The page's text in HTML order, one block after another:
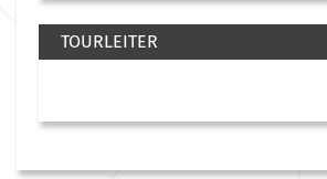
TOURLEITER